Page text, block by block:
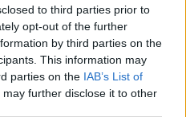
to third parties prior to
opt-out of the further
by third parties on the
This information may
parties on the IAB’s List of
may further disclose it to other
majdnem
az autómentes